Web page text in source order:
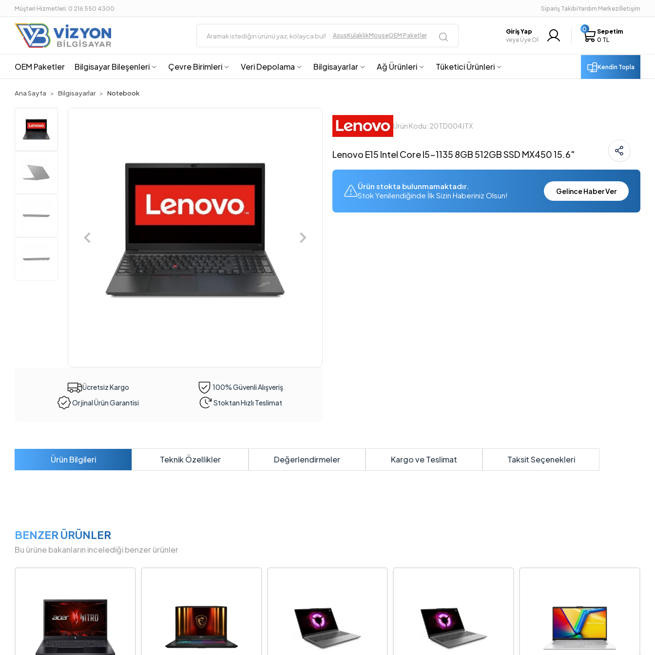
Müşteri Hizmetleri: 0 216 550 4300 Sipariş TakibiYardım Merkeziİletişim
AsusKulaklıkMouseOEM Paketler
Giriş Yap
veya Üye Ol
0
Sepetim
0 TL
OEM Paketler Bilgisayar Bileşenleri Çevre Birimleri Veri Depolama Bilgisayarlar Ağ Ürünleri Tüketici Ürünleri Kendin Topla
Ana Sayfa Bilgisayarlar Notebook
Ücretsiz Kargo
100% Güvenli Alışveriş
Orjinal Ürün Garantisi
Stoktan Hızlı Teslimat
Ürün Kodu: 20TD004JTX
Lenovo E15 Intel Core I5-1135 8GB 512GB SSD MX450 15.6"
Ürün stokta bulunmamaktadır.
Stok Yenilendiğinde İlk Sizin Haberiniz Olsun!
Gelince Haber Ver
Ürün Bilgileri Teknik Özellikler Değerlendirmeler Kargo ve Teslimat Taksit Seçenekleri
BENZER ÜRÜNLER
Bu ürüne bakanların incelediği benzer ürünler